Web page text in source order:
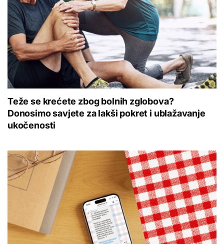
Teže se krećete zbog bolnih zglobova?
Donosimo savjete za lakši pokret i ublažavanje
ukočenosti